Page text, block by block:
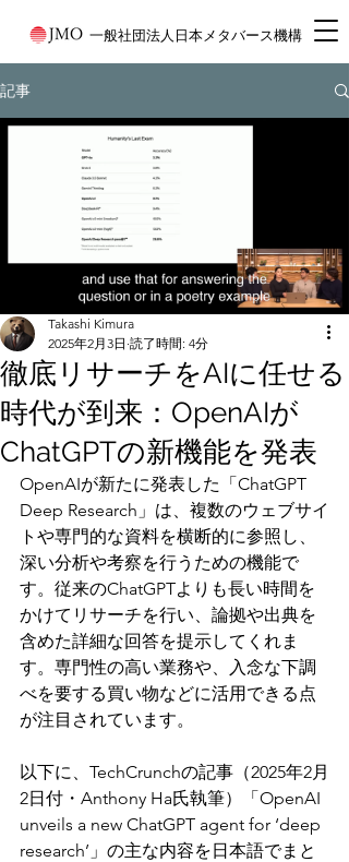
一般社団法人日本メタバース機構
記事
徹底リサーチをAIに任せる
時代が到来：OpenAIが
ChatGPTの新機能を発表
Takashi Kimura
2025年2月3日 読了時間: 4分
OpenAIが新たに発表した「ChatGPT
Deep Research」は、複数のウェブサイ
トや専門的な資料を横断的に参照し、
深い分析や考察を行うための機能で
す。従来のChatGPTよりも長い時間を
かけてリサーチを行い、論拠や出典を
含めた詳細な回答を提示してくれま
す。専門性の高い業務や、入念な下調
べを要する買い物などに活用できる点
が注目されています。
以下に、TechCrunchの記事（2025年2月
2日付・Anthony Ha氏執筆）「OpenAI
unveils a new ChatGPT agent for ‘deep
research’」の主な内容を日本語でまと